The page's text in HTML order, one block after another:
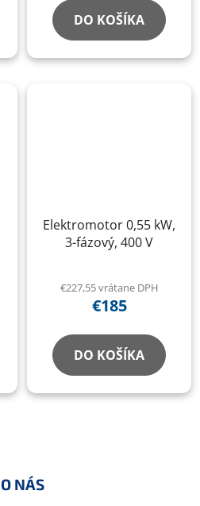
DO KOŠÍKA
Elektromotor 0,55 kW,
3-fázový, 400 V
€227,55 vrátane DPH
€185
DO KOŠÍKA
O NÁS